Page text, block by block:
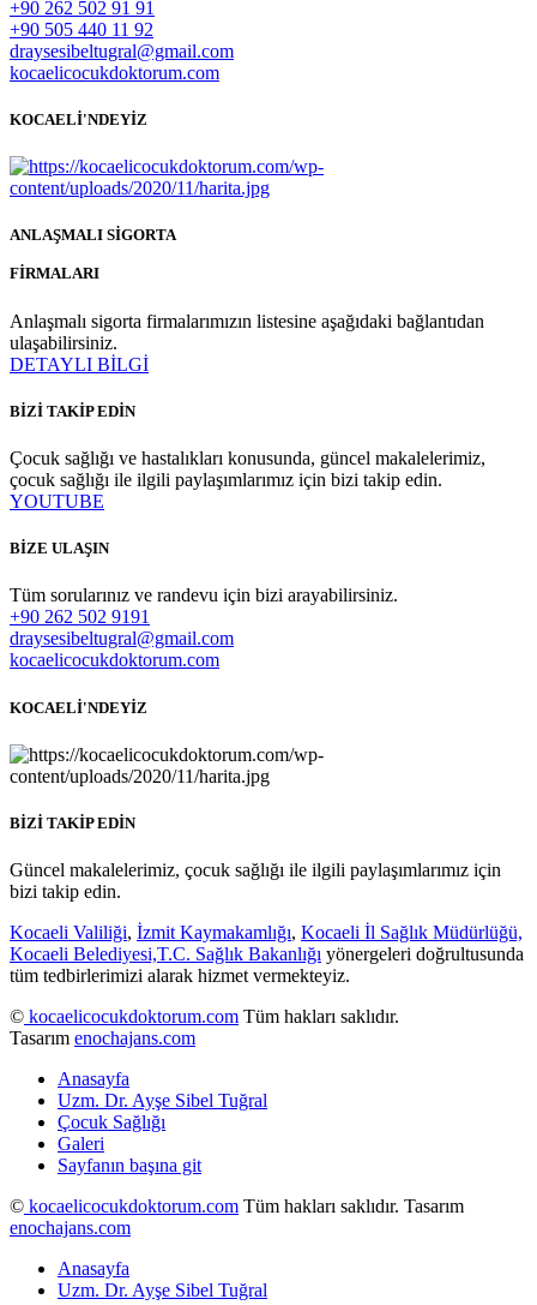
+90 262 502 91 91
+90 505 440 11 92
draysesibeltugral@gmail.com
kocaelicocukdoktorum.com
KOCAELİ'NDEYİZ
ANLAŞMALI SİGORTA
FİRMALARI
Anlaşmalı sigorta firmalarımızın listesine aşağıdaki bağlantıdan
ulaşabilirsiniz.
DETAYLI BİLGİ
BİZİ TAKİP EDİN
Çocuk sağlığı ve hastalıkları konusunda, güncel makalelerimiz,
çocuk sağlığı ile ilgili paylaşımlarımız için bizi takip edin.
YOUTUBE
BİZE ULAŞIN
Tüm sorularınız ve randevu için bizi arayabilirsiniz.
+90 262 502 9191
draysesibeltugral@gmail.com
kocaelicocukdoktorum.com
KOCAELİ'NDEYİZ
BİZİ TAKİP EDİN
Güncel makalelerimiz, çocuk sağlığı ile ilgili paylaşımlarımız için
bizi takip edin.
Kocaeli Valiliği, İzmit Kaymakamlığı, Kocaeli İl Sağlık Müdürlüğü,
Kocaeli Belediyesi,T.C. Sağlık Bakanlığı yönergeleri doğrultusunda
tüm tedbirlerimizi alarak hizmet vermekteyiz.
© kocaelicocukdoktorum.com Tüm hakları saklıdır.
Tasarım enochajans.com
Anasayfa
Uzm. Dr. Ayşe Sibel Tuğral
Çocuk Sağlığı
Galeri
Sayfanın başına git
© kocaelicocukdoktorum.com Tüm hakları saklıdır. Tasarım
enochajans.com
Anasayfa
Uzm. Dr. Ayşe Sibel Tuğral